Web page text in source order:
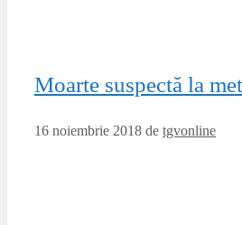
Moarte suspectă la
16 noiembrie 2018 de tgvonline